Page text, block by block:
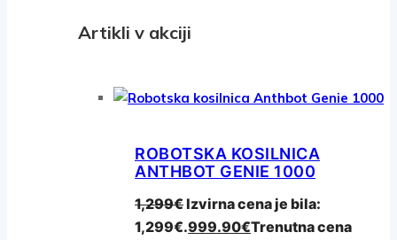
Artikli v akciji
ROBOTSKA KOSILNICA
ANTHBOT GENIE 1000
1,299€Izvirna cena je bila:
1,299€.999.90€Trenutna cena